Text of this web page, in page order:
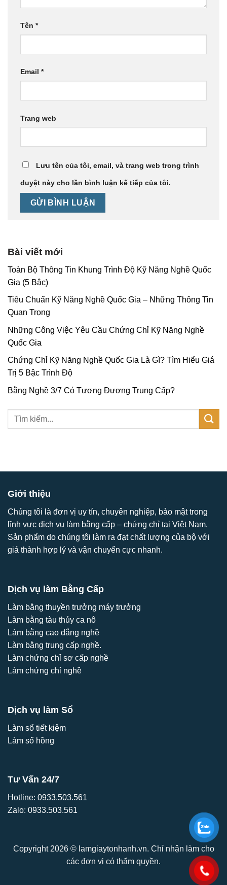
Tên *
Email *
Trang web
Lưu tên của tôi, email, và trang web trong trình
duyệt này cho lần bình luận kế tiếp của tôi.
Bài viết mới
Toàn Bộ Thông Tin Khung Trình Độ Kỹ Năng Nghề Quốc
Gia (5 Bậc)
Tiêu Chuẩn Kỹ Năng Nghề Quốc Gia – Những Thông Tin
Quan Trọng
Những Công Việc Yêu Cầu Chứng Chỉ Kỹ Năng Nghề
Quốc Gia
Chứng Chỉ Kỹ Năng Nghề Quốc Gia Là Gì? Tìm Hiểu Giá
Trị 5 Bậc Trình Độ
Bằng Nghề 3/7 Có Tương Đương Trung Cấp?
Giới thiệu
Chúng tôi là đơn vị uy tín, chuyên nghiệp, bảo mật trong
lĩnh vực dịch vụ làm bằng cấp – chứng chỉ tại Việt Nam.
Sản phẩm do chúng tôi làm ra đạt chất lượng của bộ với
giá thành hợp lý và vận chuyển cực nhanh.
Dịch vụ làm Bằng Cấp
Làm bằng thuyền trưởng máy trưởng
Làm bằng tàu thủy ca nô
Làm bằng cao đẳng nghề
Làm bằng trung cấp nghề.
Làm chứng chỉ sơ cấp nghề
Làm chứng chỉ nghề
Dịch vụ làm Sổ
Làm sổ tiết kiệm
Làm sổ hồng
Tư Vấn 24/7
Hotline: 0933.503.561
Zalo: 0933.503.561
Copyright 2026 © lamgiaytonhanh.vn. Chỉ nhận làm cho
các đơn vị có thẩm quyền.